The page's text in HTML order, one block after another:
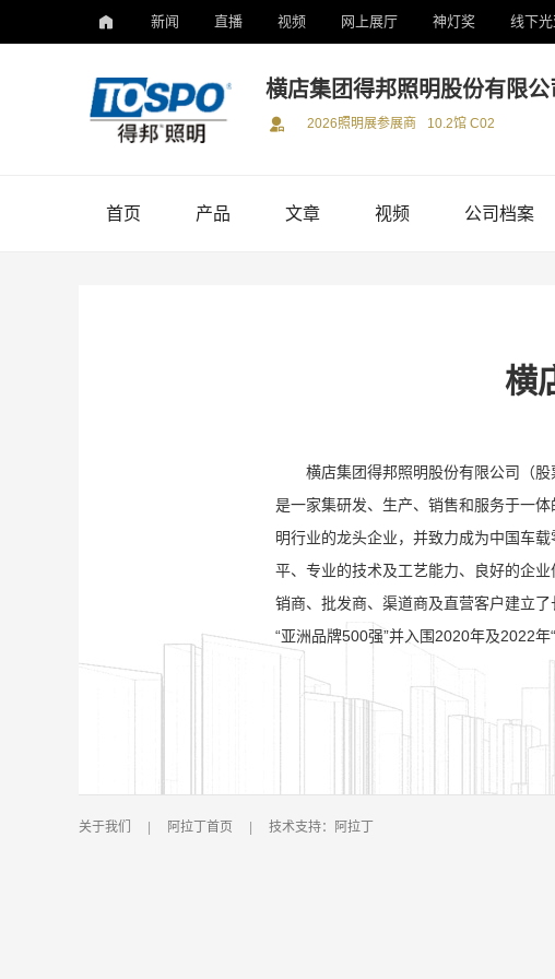
新闻 直播 视频 网上展厅 神灯奖 线下
横店集团得邦照明股份有限公
2026照明展参展商 10.2馆 C02
首页 产品 文章 视频 公司档案
横
横店集团得邦照明股份有限公司（
是一家集研发、生产、销售和服务于一
明行业的龙头企业，并致力成为中国车
平、专业的技术及工艺能力、良好的企
销商、批发商、渠道商及直营客户建立
“亚洲品牌500强”并入围2020年及2022年
关于我们 阿拉丁首页 技术支持：阿拉丁